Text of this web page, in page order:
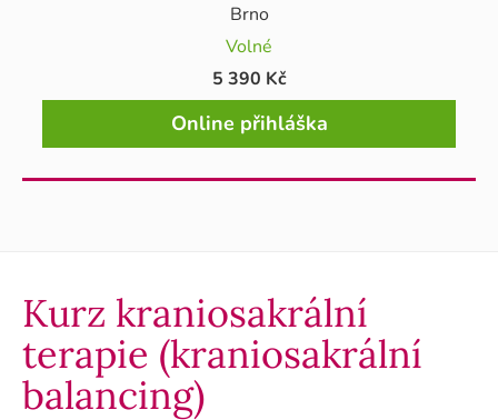
Brno
Volné
5 390 Kč
Online přihláška
Kurz kraniosakrální
terapie (kraniosakrální
balancing)